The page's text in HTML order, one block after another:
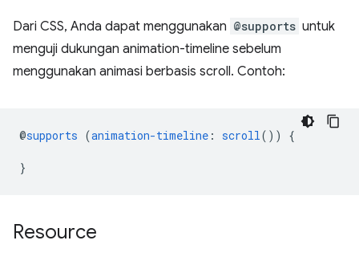
Dari CSS, Anda dapat menggunakan @supports untuk
menguji dukungan animation-timeline sebelum
menggunakan animasi berbasis scroll. Contoh:
@supports (animation-timeline : scroll ()) {
}
Resource